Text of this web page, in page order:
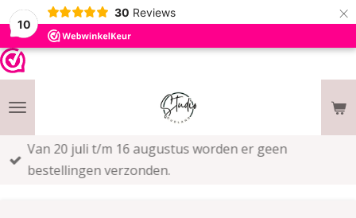
10
30 Reviews ×
Van 20 juli t/m 16 augustus worden er geen
bestellingen verzonden.